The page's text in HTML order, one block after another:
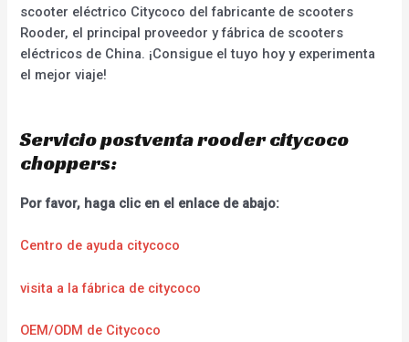
scooter eléctrico Citycoco del fabricante de scooters
Rooder, el principal proveedor y fábrica de scooters
eléctricos de China. ¡Consigue el tuyo hoy y experimenta
el mejor viaje!
Servicio postventa rooder citycoco
choppers:
Por favor, haga clic en el enlace de abajo:
Centro de ayuda citycoco
visita a la fábrica de citycoco
OEM/ODM de Citycoco